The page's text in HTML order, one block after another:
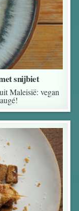
snijbiet
Maleisië: vegan